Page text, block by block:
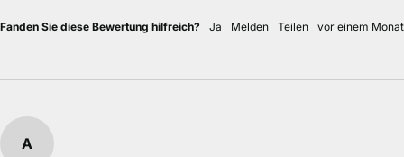
Fanden Sie diese Bewertung hilfreich? Ja Melden Teilen vor einem Monat
A